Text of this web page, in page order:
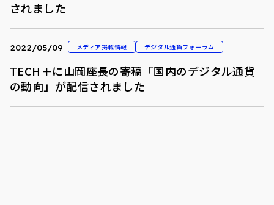
されました
2022/05/09 メディア掲載情報 デジタル通貨フォーラム
TECH＋に山岡座長の寄稿「国内のデジタル通貨
の動向」が配信されました